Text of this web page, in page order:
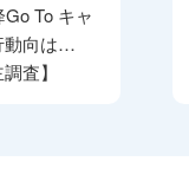
To キャ
動向は…
査】